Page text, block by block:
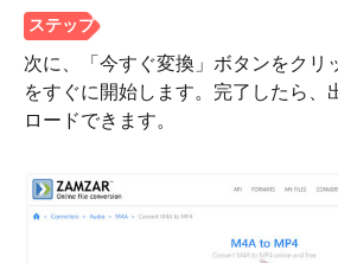
ステップ
次に、「今すぐ変換」ボタンをクリ
をすぐに開始します。完了したら、
ロードできます。